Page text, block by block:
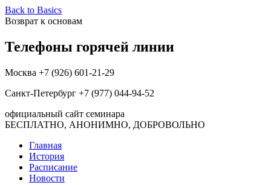
Back to Basics
Возврат к основам
Телефоны горячей линии
Москва +7 (926) 601-21-29
Санкт-Петербург +7 (977) 044-94-52
официальный сайт семинара
БЕСПЛАТНО, АНОНИМНО, ДОБРОВОЛЬНО
Главная
История
Расписание
Новости